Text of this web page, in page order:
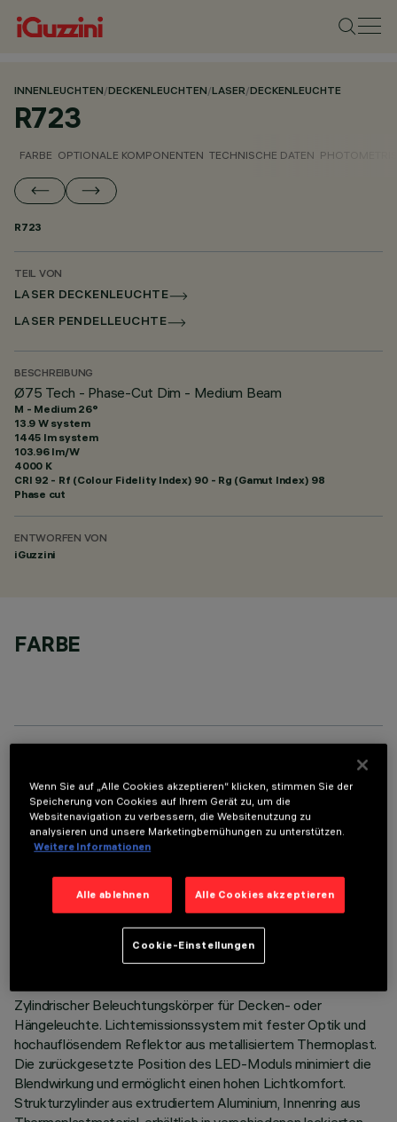
INNENLEUCHTEN/DECKENLEUCHTEN/LASER/DECKENLEUCHTE
R723
FARBE OPTIONALE KOMPONENTEN TECHNISCHE DATEN
R723
TEIL VON
LASER DECKENLEUCHTE
LASER PENDELLEUCHTE
BESCHREIBUNG
Ø75 Tech - Phase-Cut Dim - Medium Beam
M - Medium 26°
13.9 W system
1445 lm system
103.96 lm/W
4000 K
CRI 92 - Rf (Colour Fidelity Index) 90 - Rg (Gamut Index) 98
Phase cut
ENTWORFEN VON
iGuzzini
FARBE
TECHNISCHE DATEN
LETZTES UPDATE: 06.08.2026
Zylindrischer Beleuchtungskörper für Decken- oder
Hängeleuchte. Lichtemissionssystem mit fester Optik und
hochauflösendem Reflektor aus metallisiertem Thermoplast.
Die zurückgesetzte Position des LED-Moduls minimiert die
Blendwirkung und ermöglicht einen hohen Lichtkomfort.
Strukturzylinder aus extrudiertem Aluminium, Innenring aus
Wenn Sie auf „Alle Cookies akzeptieren“ klicken, stimmen Sie der
Speicherung von Cookies auf Ihrem Gerät zu, um die
Websitenavigation zu verbessern, die Websitenutzung zu
analysieren und unsere Marketingbemühungen zu unterstützen.
Weitere Informationen
Alle ablehnen Alle Cookies akzeptieren
Cookie-Einstellungen